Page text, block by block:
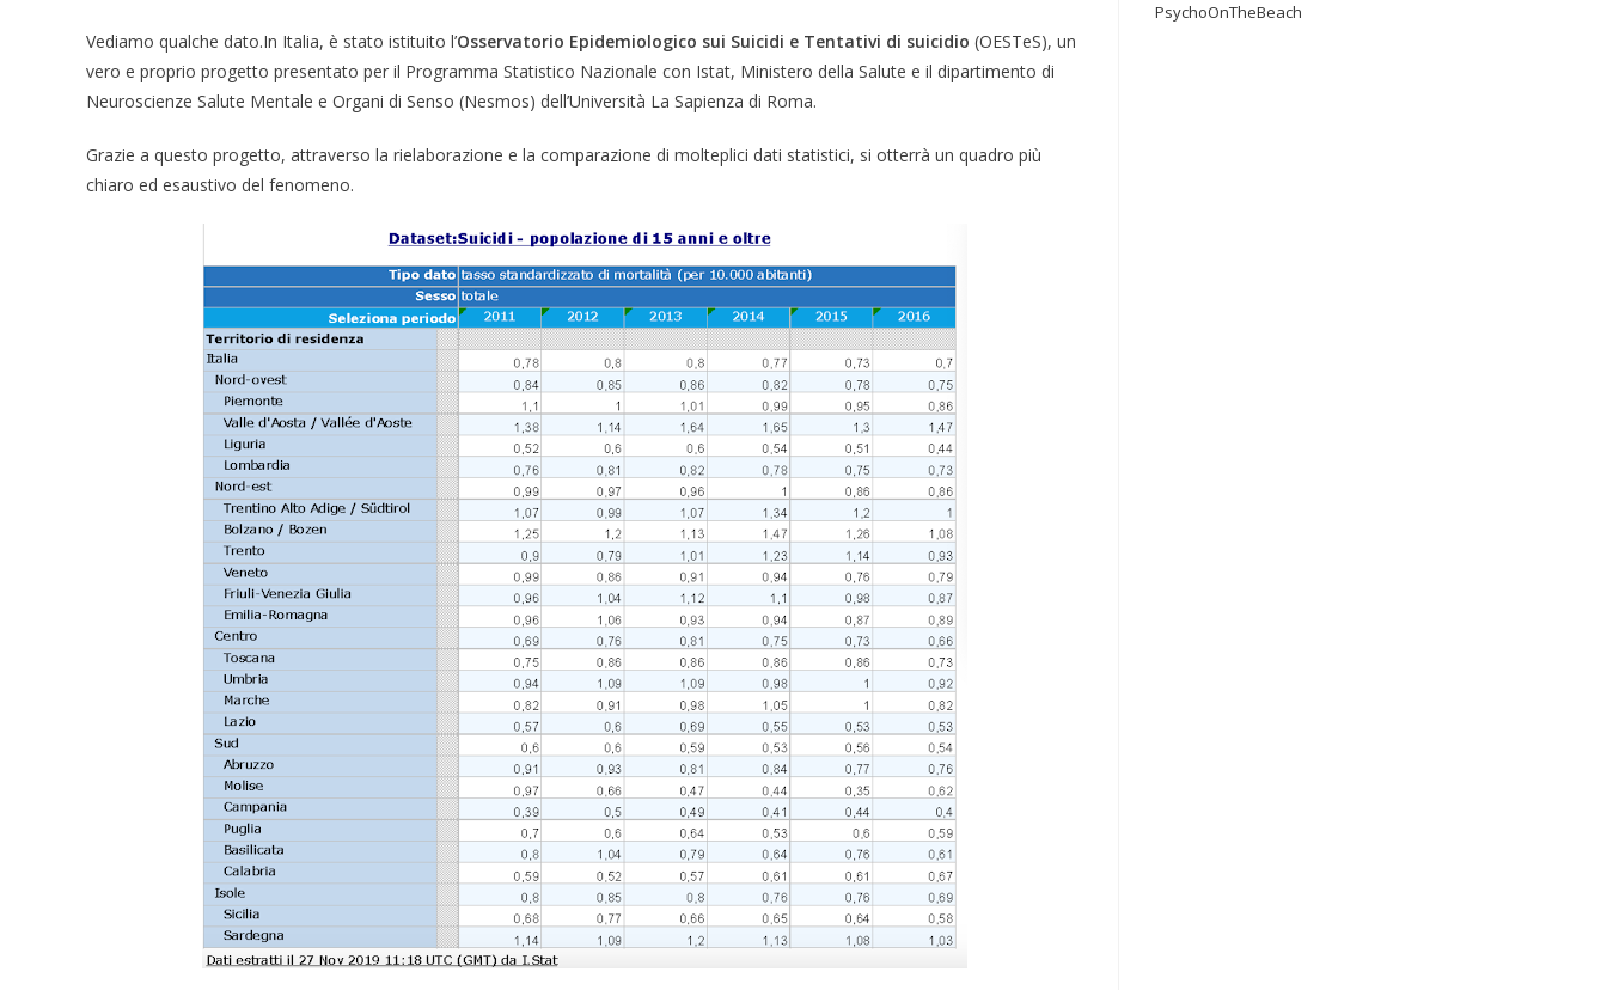
Vediamo qualche dato.In Italia, è stato istituito l’Osservatorio Epidemiologico sui Suicidi e Tentativi di suicidio (OESTeS), un
vero e proprio progetto presentato per il Programma Statistico Nazionale con Istat, Ministero della Salute e il dipartimento di
Neuroscienze Salute Mentale e Organi di Senso (Nesmos) dell’Università La Sapienza di Roma.
Grazie a questo progetto, attraverso la rielaborazione e la comparazione di molteplici dati statistici, si otterrà un quadro più
chiaro ed esaustivo del fenomeno.
PsychoOnTheBeach